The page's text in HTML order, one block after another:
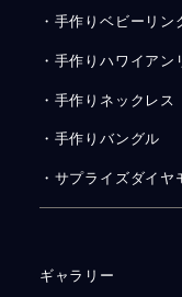
・手作りベビーリ
・手作りハワイアン
・手作りネックレス
・手作りバングル
・サプライズダイ
ギャラリー